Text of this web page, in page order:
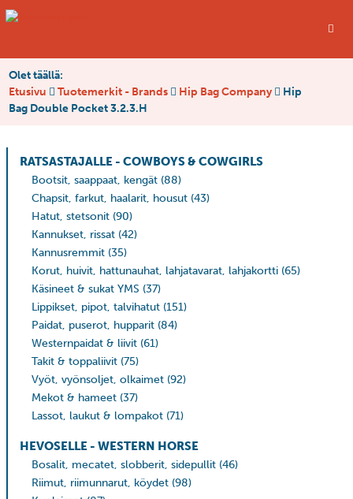
Olet täällä:
Etusivu
Tuotemerkit - Brands Hip Bag Company
Hip
Bag Double Pocket 3.2.3.H
RATSASTAJALLE - COWBOYS & COWGIRLS
Bootsit, saappaat, kengät (88)
Chapsit, farkut, haalarit, housut (43)
Hatut, stetsonit (90)
Kannukset, rissat (42)
Kannusremmit (35)
Korut, huivit, hattunauhat, lahjatavarat, lahjakortti (65)
Käsineet & sukat YMS (37)
Lippikset, pipot, talvihatut (151)
Paidat, puserot, hupparit (84)
Westernpaidat & liivit (61)
Takit & toppaliivit (75)
Vyöt, vyönsoljet, olkaimet (92)
Mekot & hameet (37)
Lassot, laukut & lompakot (71)
HEVOSELLE - WESTERN HORSE
Bosalit, mecatet, slobberit, sidepullit (46)
Riimut, riimunnarut, köydet (98)